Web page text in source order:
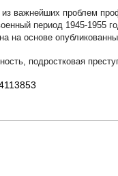
важнейших проблем
период 1945-1955
на основе
, подростковая